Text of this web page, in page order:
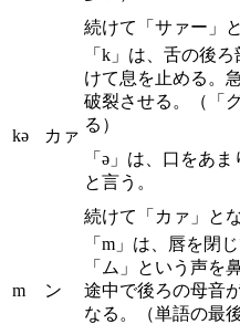
続けて「サァー」
kə カァ
「k」は、舌の後
けて息を止める。
破裂させる。（「
る）
「ə」は、口をあ
と言う。
続けて「カァ」とな
m ン
「m」は、唇を閉
「ム」という声を
途中で後ろの母音
なる。（単語の最